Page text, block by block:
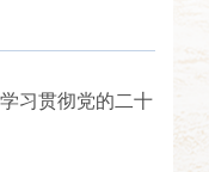
习贯彻党的二十